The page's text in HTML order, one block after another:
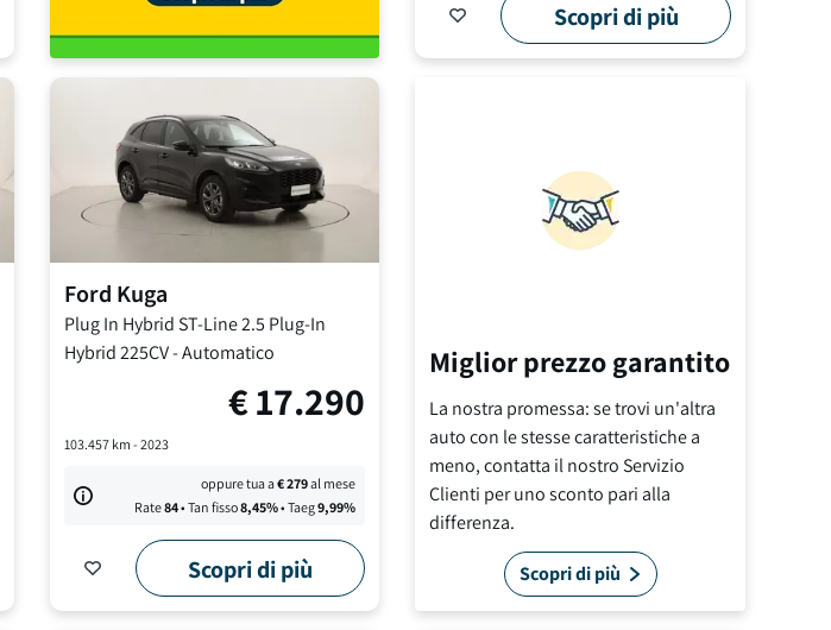
Scopri di più
Ford Kuga
Plug In Hybrid ST-Line2.5 Plug-In
Hybrid 225CV-Automatico
€17.290
103.457km - 2023
oppure tua a€279al mese
Rate84• Tan fisso8,45%• Taeg9,99%
Scopri di più
Miglior prezzo garantito
La nostra promessa: se trovi un'altra
auto con le stesse caratteristiche a
meno, contatta il nostro Servizio
Clienti per uno sconto pari alla
differenza.
Scopri di più